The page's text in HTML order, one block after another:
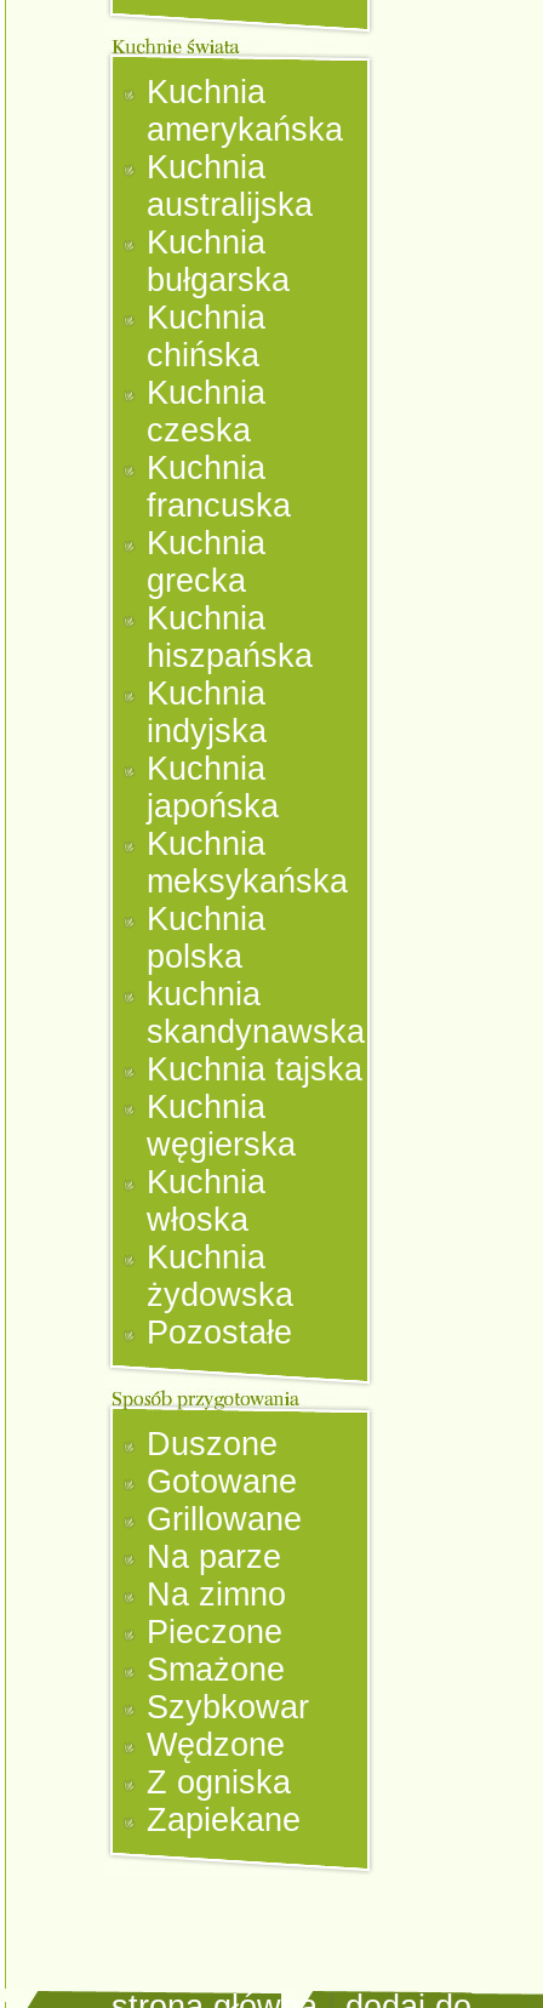
Kuchnia
amerykańska
Kuchnia
australijska
Kuchnia
bułgarska
Kuchnia
chińska
Kuchnia
czeska
Kuchnia
francuska
Kuchnia
grecka
Kuchnia
hiszpańska
Kuchnia
indyjska
Kuchnia
japońska
Kuchnia
meksykańska
Kuchnia
polska
kuchnia
skandynawska
Kuchnia tajska
Kuchnia
węgierska
Kuchnia
włoska
Kuchnia
żydowska
Pozostałe
Duszone
Gotowane
Grillowane
Na parze
Na zimno
Pieczone
Smażone
Szybkowar
Wędzone
Z ogniska
Zapiekane